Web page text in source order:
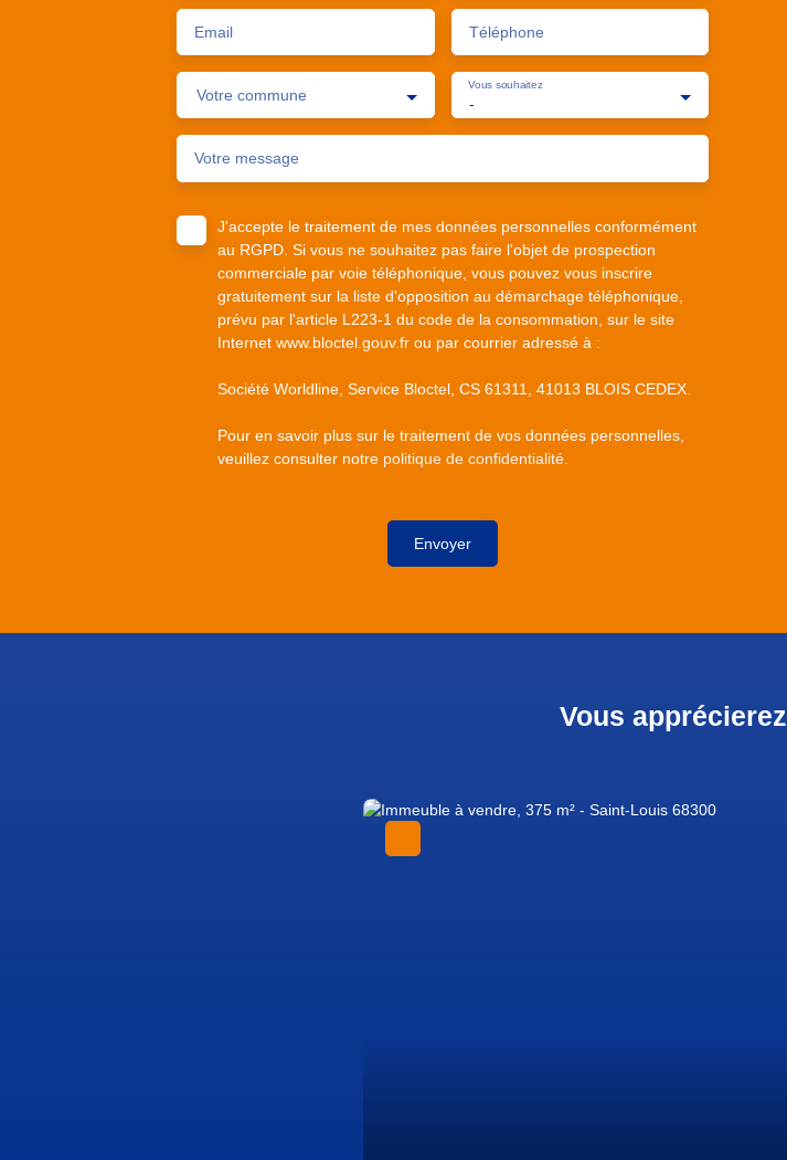
Email Téléphone
Votre commune -
Vous souhaitez
Votre message
J'accepte le traitement de mes données personnelles conformément
au RGPD. Si vous ne souhaitez pas faire l'objet de prospection
commerciale par voie téléphonique, vous pouvez vous inscrire
gratuitement sur la liste d'opposition au démarchage téléphonique,
prévu par l'article L223-1 du code de la consommation, sur le site
Internet www.bloctel.gouv.fr ou par courrier adressé à :
Société Worldline, Service Bloctel, CS 61311, 41013 BLOIS CEDEX.
Pour en savoir plus sur le traitement de vos données personnelles,
veuillez consulter notre politique de confidentialité
Envoyer
Vous apprécierez